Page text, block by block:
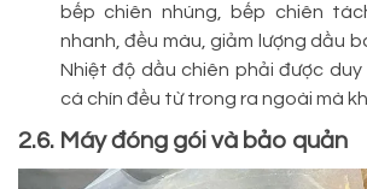
bếp chiên nhúng, bếp chiên
nhanh, đều màu, giảm lượng dầu
Nhiệt độ dầu chiên phải được
cá chín đều từ trong ra ngoài mà
2.6. Máy đóng gói và bảo quản